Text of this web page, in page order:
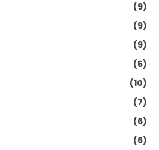
(9)
(9)
(9)
(5)
(10)
(7)
(6)
(6)